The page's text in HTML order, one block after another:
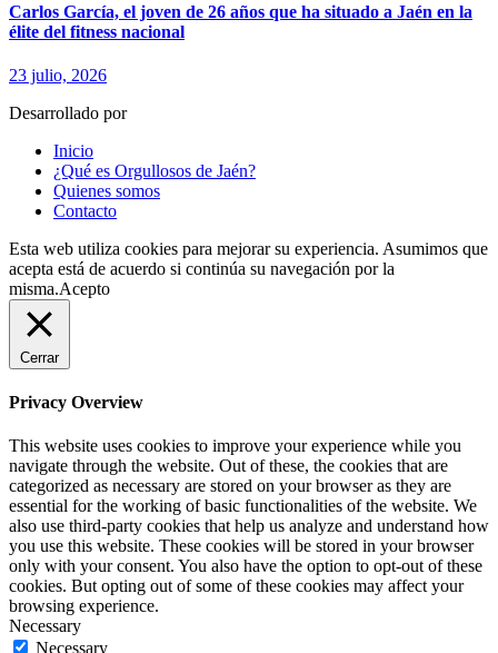
Carlos García, el joven de 26 años que ha situado a Jaén en la
élite del fitness nacional
23 julio, 2026
Desarrollado por
Inicio
¿Qué es Orgullosos de Jaén?
Quienes somos
Contacto
Esta web utiliza cookies para mejorar su experiencia. Asumimos que
acepta está de acuerdo si continúa su navegación por la
misma.Acepto
Cerrar
Privacy Overview
This website uses cookies to improve your experience while you
navigate through the website. Out of these, the cookies that are
categorized as necessary are stored on your browser as they are
essential for the working of basic functionalities of the website. We
also use third-party cookies that help us analyze and understand how
you use this website. These cookies will be stored in your browser
only with your consent. You also have the option to opt-out of these
cookies. But opting out of some of these cookies may affect your
browsing experience.
Necessary
Necessary